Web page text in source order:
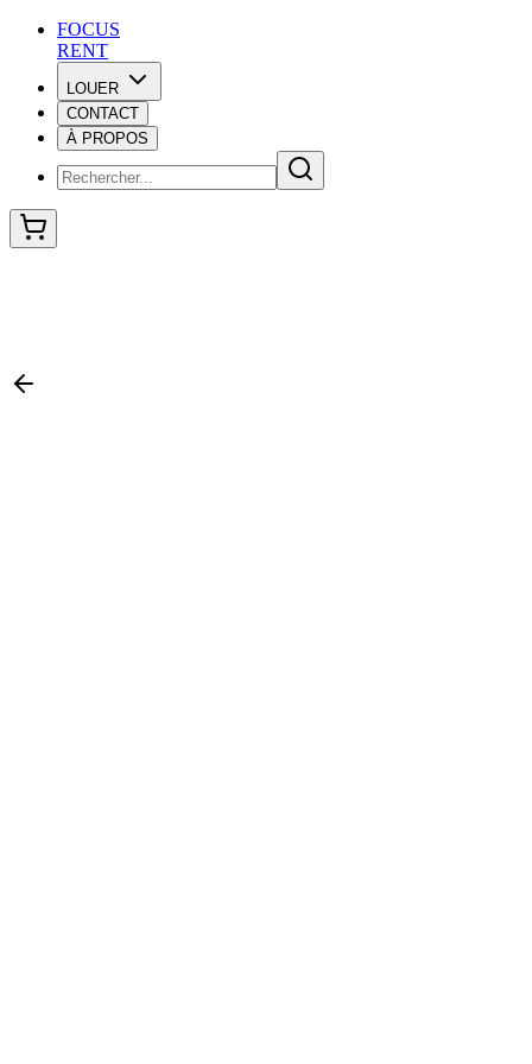
FOCUS
RENT
LOUER
CONTACT
À PROPOS
C
S
RENT